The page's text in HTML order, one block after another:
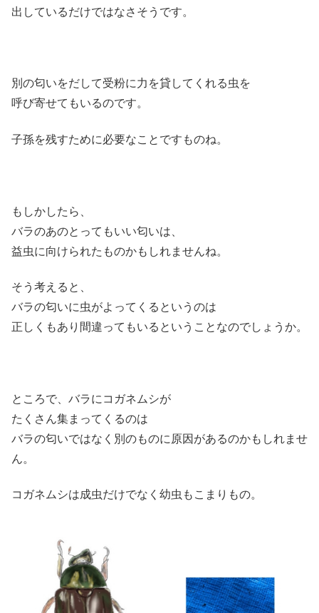
出しているだけではなさそうです。
別の匂いをだして受粉に力を貸してくれる虫を
呼び寄せてもいるのです。
子孫を残すために必要なことですものね。
もしかしたら、
バラのあのとってもいい匂いは、
益虫に向けられたものかもしれませんね。
そう考えると、
バラの匂いに虫がよってくるというのは
正しくもあり間違ってもいるということなのでしょうか。
ところで、バラにコガネムシが
たくさん集まってくるのは
バラの匂いではなく別のものに原因があるのかもしれませ
ん。
コガネムシは成虫だけでなく幼虫もこまりもの。